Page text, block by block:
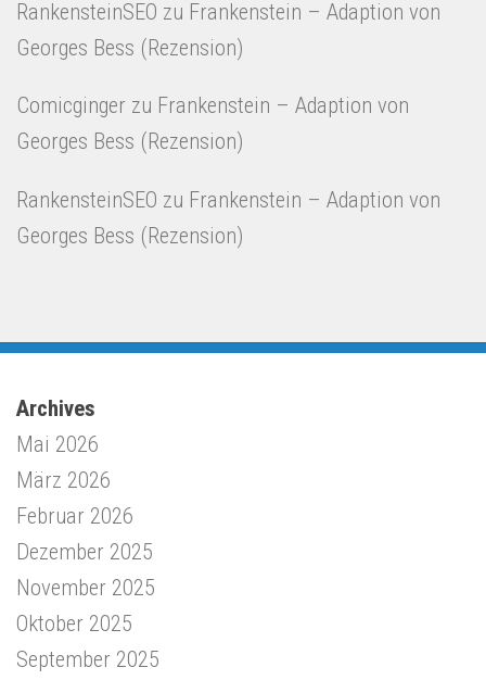
RankensteinSEO zu Frankenstein – Adaption von
Georges Bess (Rezension)
Comicginger zu Frankenstein – Adaption von
Georges Bess (Rezension)
RankensteinSEO zu Frankenstein – Adaption von
Georges Bess (Rezension)
Archives
Mai 2026
März 2026
Februar 2026
Dezember 2025
November 2025
Oktober 2025
September 2025